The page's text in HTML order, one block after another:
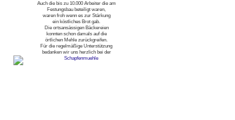
Auch die bis zu 10.000 Arbeiter die am
Festungsbau beteiligt waren,
waren froh wenn es zur Stärkung
ein köstliches Brot gab.
Die ortsansässigen Bäckereien
konnten schon damals auf die
örtlichen Mehle zurückgreifen.
Für die regelmäßige Unterstützung
bedanken wir uns herzlich bei der